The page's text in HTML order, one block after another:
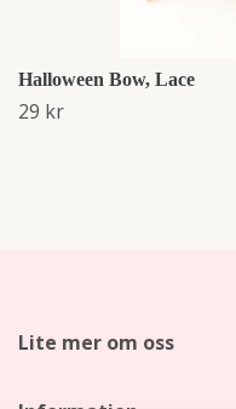
Halloween Bow, Lace
29 kr
Lite mer om oss